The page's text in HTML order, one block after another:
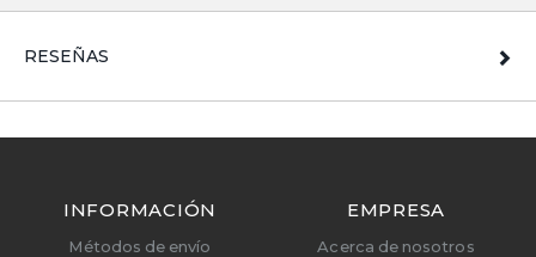
RESEÑAS
INFORMACIÓN
Métodos de envío
EMPRESA
Acerca de nosotros